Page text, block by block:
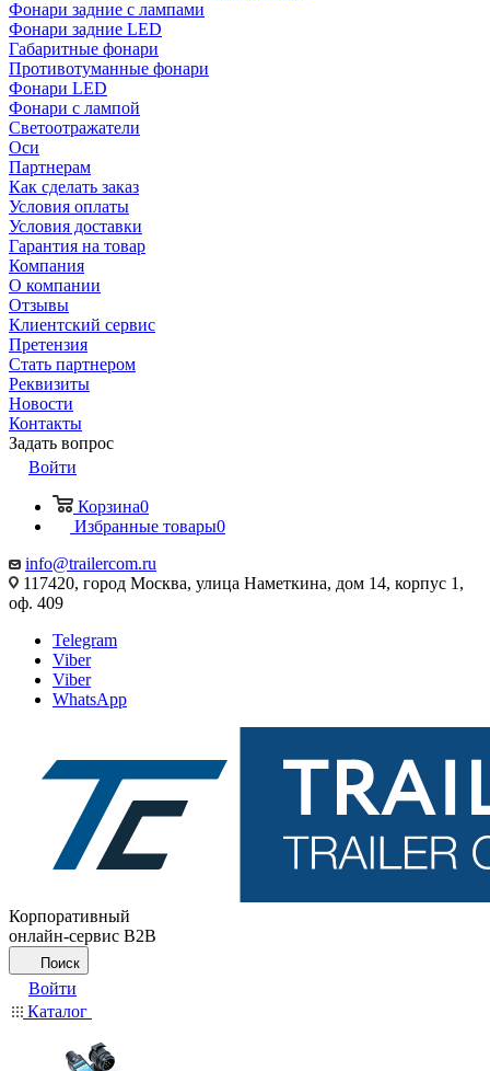
Фонари задние с лампами
Фонари задние LED
Габаритные фонари
Противотуманные фонари
Фонари LED
Фонари с лампой
Светоотражатели
Оси
Партнерам
Как сделать заказ
Условия оплаты
Условия доставки
Гарантия на товар
Компания
О компании
Отзывы
Клиентский сервис
Претензия
Стать партнером
Реквизиты
Новости
Контакты
Задать вопрос
Войти
Корзина0
Избранные товары0
info@trailercom.ru
117420, город Москва, улица Наметкина, дом 14, корпус 1,
оф. 409
Telegram
Viber
Viber
WhatsApp
Корпоративный
онлайн-сервис B2B
Поиск
Войти
Каталог